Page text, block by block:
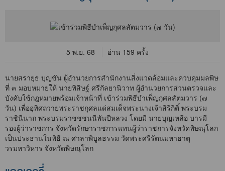
5 พ.ย. 68 อ่าน 159 ครั้ง
นายสรายุธ บุญขัน ผู้อำนวยการสำนักงานสิ่งแวดล้อมและควบคุมมลพิษ
ที่ ๓ มอบหมายให้ นายพิสิษฐ์ ศรีกัลยานิวาท ผู้อำนวยการส่วนตรวจและ
บังคับใช้กฎหมายพร้อมเจ้าหน้าที่ เข้าร่วมพิธีบำเพ็ญกุศลสัตมวาร (๗
วัน) เพื่ออุทิศถวายพระราชกุศลแด่สมเด็จพระนางเจ้าสิริกิติ์ พระบรม
ราชินีนาถ พระบรมราชชชนนีพันปีหลวง โดยมี นายบุญเหลือ บารมี
รองผู้ว่าราชการ จังหวัดรักษาราชการแทนผู้ว่าราชการจังหวัดพิษณุโลก
เป็นประธานในพิธี ณ ศาลาพิบูลธรรม วัดพระศรีรัตนมหาธาตุ
วรมหาวิหาร จังหวัดพิษณุโลก